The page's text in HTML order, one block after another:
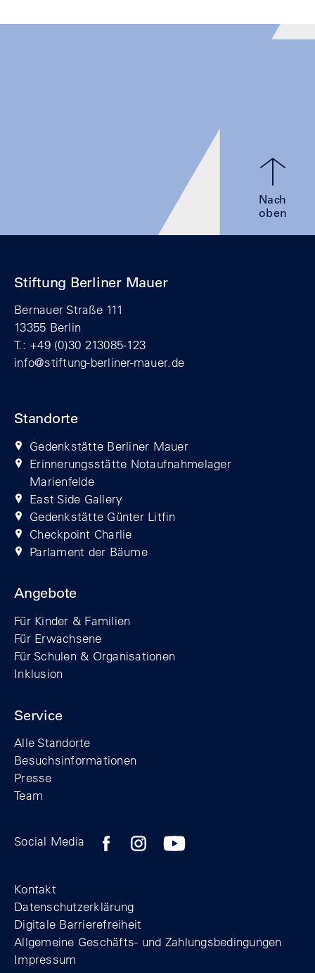
Nach
oben
Stiftung Berliner Mauer
Bernauer Straße 111
13355 Berlin
T.: +49 (0)30 213085-123
info@stiftung-berliner-mauer.de
Standorte
Gedenkstätte Berliner Mauer
Erinnerungsstätte Notaufnahmelager
Marienfelde
East Side Gallery
Gedenkstätte Günter Litfin
Checkpoint Charlie
Parlament der Bäume
Angebote
Für Kinder & Familien
Für Erwachsene
Für Schulen & Organisationen
Inklusion
Service
Alle Standorte
Besuchsinformationen
Presse
Team
Social Media Zum Facebook-Profil der Stiftung
Zum Instagram-Profil der Stiftung
Zum YouTube-Kanal der
Kontakt
Datenschutzerklärung
Digitale Barrierefreiheit
Allgemeine Geschäfts- und Zahlungsbedingungen
Impressum